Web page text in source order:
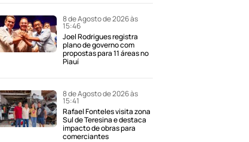
8 de Agosto de 2026 às
15:46
Joel Rodrigues registra
plano de governo com
propostas para 11 áreas no
Piauí
8 de Agosto de 2026 às
15:41
Rafael Fonteles visita zona
Sul de Teresina e destaca
impacto de obras para
comerciantes